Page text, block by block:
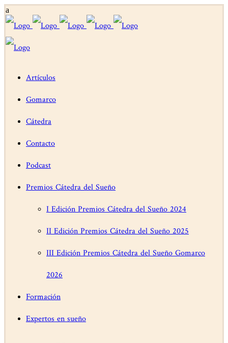
Artículos
Gomarco
Cátedra
Contacto
Podcast
Premios Cátedra del Sueño
I Edición Premios Cátedra del Sueño 2024
II Edición Premios Cátedra del Sueño 2025
III Edición Premios Cátedra del Sueño Gomarco
2026
Formación
Expertos en sueño